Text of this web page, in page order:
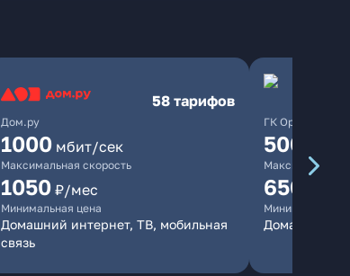
Дом.ру
58 тарифов
1000 мбит/сек
Максимальная скорость
1050 ₽/мес
Минимальная цена
Домашний интернет, ТВ, мобильная
связь
ГК Орион
500
Максимальная
650
Минимальная
Домашний